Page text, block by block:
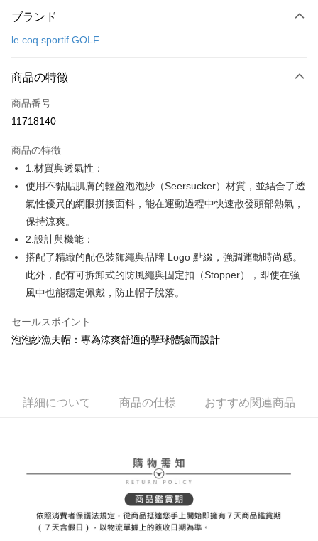
クレジットカード1回払い
LINE Pay
Apple Pay
Easy Wallet
OP Pay Later
説明
【OP Pay Later 使用説明】
1. 本サービスは台湾大哥大によって提供され、台湾大哥大のユーザーは追
加の申請なしで即時に利用可能です。
2. 支払い方法で「OP Pay Later」を選択すると、注文が成立した後に自動
いの回数や支払い期限を選択し、支払いを確認すると取引が完了します。
3. 実際の承認額、分割回数および費用については、後続の取引確認ページ
4. 注文成立後30分以内に確認取引を行わない場合や審査が通過しない場
発生した場合は、システムの評価基準に達していないことを意味し、評価
1. 分割払いの金額は電信請求書に統合されず、「OP Pay Later」は毎月の
1. 本サービスは「台湾大哥大株式会社」（以下「当社」といいます）によ
って提供され、ユーザーが取引時に本サービスを通じて商品やサービスを
購入できるようにし、店舗が売買／分割払い売買の債権を当社に譲渡した
後、契約に基づいて当社の請求書で帳款を支払うことになります。
AFTEE代金後払い
説明
一、 AFTEE代金後払いについて
1.お支払い方法でAFTEE代金後払いを選択すると、携帯電話認証ウィンド
2.SMSで認証してお支払い手続を進めてください。
す。
4.ご注文が完了すると、携帯に支払い通知のSMSが届きます。アプリ会員
お支払期限は、ショップが請求した期日と、AFTEEで延長できる日数をも
とに計算されます。AFTEEで注文すると、商品を受け取るまで支払い期限
約商品や商品到着日が比較的遅い商品）。そのため、商品到着の有無に関
わらず、AFTEEで指定された期限内にお支払いください。
ATM払い
全家取貨付款
送料無料
送料無料
ブランド
le coq sportif GOLF
商品の特徴
商品番号
11718140
商品の特徴
1.材質與透氣性：
使用不黏貼肌膚的輕盈泡泡紗（Seersucker）材質，並結合了透
氣性優異的網眼拼接面料，能在運動過程中快速散發頭部熱氣，
保持涼爽。
2.設計與機能：
搭配了精緻的配色裝飾繩與品牌 Logo 點綴，強調運動時尚感。
此外，配有可拆卸式的防風繩與固定扣（Stopper），即使在強
風中也能穩定佩戴，防止帽子脫落。
セールスポイント
泡泡紗漁夫帽：專為涼爽舒適的擊球體驗而設計
詳細について 商品の仕様 おすすめ関連商品